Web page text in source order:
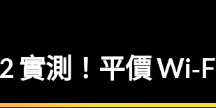
實測！平價